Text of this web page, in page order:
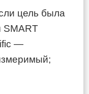
цель была
SMART
—